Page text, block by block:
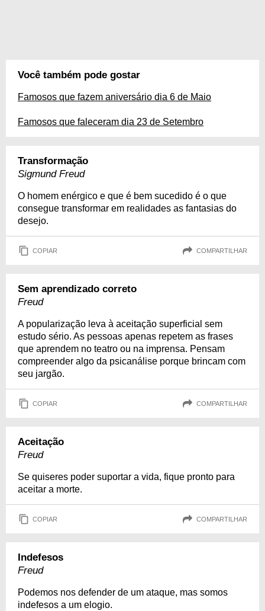
Você também pode gostar
Famosos que fazem aniversário dia 6 de Maio
Famosos que faleceram dia 23 de Setembro
Transformação
Sigmund Freud
O homem enérgico e que é bem sucedido é o que
consegue transformar em realidades as fantasias do
desejo.
COPIAR COMPARTILHAR
Sem aprendizado correto
Freud
A popularização leva à aceitação superficial sem
estudo sério. As pessoas apenas repetem as frases
que aprendem no teatro ou na imprensa. Pensam
compreender algo da psicanálise porque brincam com
seu jargão.
COPIAR COMPARTILHAR
Aceitação
Freud
Se quiseres poder suportar a vida, fique pronto para
aceitar a morte.
COPIAR COMPARTILHAR
Indefesos
Freud
Podemos nos defender de um ataque, mas somos
indefesos a um elogio.